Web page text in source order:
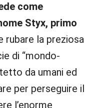
come
Styx, primo
rubare la preziosa
di “mondo-
da umani ed
per perseguire il
l’enorme